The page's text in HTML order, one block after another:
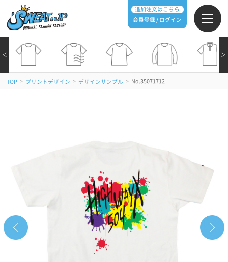
追加注文はこちら
会員登録 / ログイン
＞
＜
TOP > プリントデザイン > デザインサンプル > No.35071712